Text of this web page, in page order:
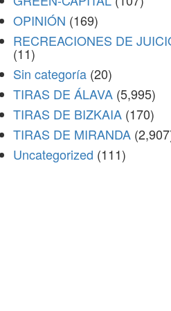
OPINIÓN (169)
RECREACIONES DE
(11)
Sin categoría (20)
TIRAS DE ÁLAVA (5,995)
TIRAS DE BIZKAIA (170)
TIRAS DE MIRANDA
Uncategorized (111)